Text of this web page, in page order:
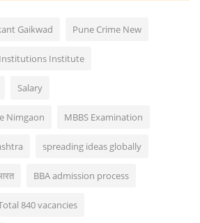
Gaikwad Pune Crime New
Institute
Salary
Nimgaon MBBS Examination
spreading ideas globally
BBA admission process
840 vacancies